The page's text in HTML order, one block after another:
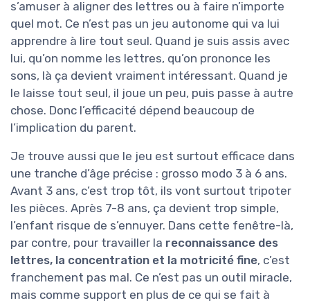
s’amuser à aligner des lettres ou à faire n’importe
quel mot. Ce n’est pas un jeu autonome qui va lui
apprendre à lire tout seul. Quand je suis assis avec
lui, qu’on nomme les lettres, qu’on prononce les
sons, là ça devient vraiment intéressant. Quand je
le laisse tout seul, il joue un peu, puis passe à autre
chose. Donc l’efficacité dépend beaucoup de
l’implication du parent.
Je trouve aussi que le jeu est surtout efficace dans
une tranche d’âge précise : grosso modo 3 à 6 ans.
Avant 3 ans, c’est trop tôt, ils vont surtout tripoter
les pièces. Après 7-8 ans, ça devient trop simple,
l’enfant risque de s’ennuyer. Dans cette fenêtre-là,
par contre, pour travailler la reconnaissance des
lettres, la concentration et la motricité fine, c’est
franchement pas mal. Ce n’est pas un outil miracle,
mais comme support en plus de ce qui se fait à